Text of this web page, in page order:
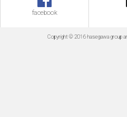
facebook
Copyright © 2016 hasegawa group